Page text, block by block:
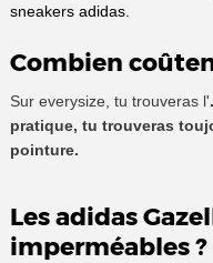
sneakers adidas.
Combien
Sur everysize, tu trouveras l'
pratique, tu trouveras
pointure.
Les adidas
imperméables ?